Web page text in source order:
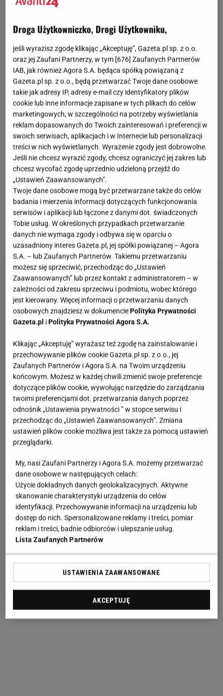
Pończochysamonośne to najpopularniejszy rodzaj
pończoch. Nie wymagają zakładania dodatkowych
elementów. Pasek na górze pończoch sprawia, że
dobrze trzymają się na udzie. Dostępnych na rynku
modeli jest całe mnóstwo, wybór może być zatem
niełatwy. Na jakie motywy warto zwrócić
uwagę? Model z subtelnym pionowym szwem z tyłu
ma nutę drapieżności. Bosko wysmukla nogi i dodaje
pazura. Pończochy w stylu tzw. kabaretek to kolejny
model godny polecenia. Dzięki gęstej siatce,
pończochy są nie tylko trwałe, ale również
prezentują się niezwykle efektownie na nogach.
Elegancka guma w kolorze wina z silikonem
gwarantuje, że pozostaną na swoim miejscu przez
cały dzień.
Droga Użytkowniczko, Drogi Użytkowniku,
jeśli wyrazisz zgodę klikając „Akceptuję”, Gazeta.pl sp. z o.o.
oraz jej Zaufani Partnerzy, w tym [676] Zaufanych Partnerów
IAB, jak również Agora S.A. będąca spółką powiązaną z
Gazeta.pl sp. z o.o., będą przetwarzać Twoje dane osobowe
takie jak adresy IP, adresy e-mail czy identyfikatory plików
cookie lub inne informacje zapisane w tych plikach do celów
marketingowych, w szczególności na potrzeby wyświetlania
reklam dopasowanych do Twoich zainteresowań i preferencji w
swoich serwisach, aplikacjach i w Internecie lub personalizacji
treści w nich wyświetlanych. Wyrażenie zgody jest dobrowolne.
Jeśli nie chcesz wyrazić zgody, chcesz ograniczyć jej zakres lub
chcesz wycofać zgodę uprzednio udzieloną przejdź do
„Ustawień Zaawansowanych”.
Twoje dane osobowe mogą być przetwarzane także do celów
badania i mierzenia informacji dotyczących funkcjonowania
serwisów i aplikacji lub łączone z danymi dot. świadczonych
Tobie usług. W określonych przypadkach przetwarzanie
danych nie wymaga zgody i odbywa się w oparciu o
uzasadniony interes Gazeta.pl, jej spółki powiązanej – Agora
S.A. – lub Zaufanych Partnerów. Takiemu przetwarzaniu
możesz się sprzeciwić, przechodząc do „Ustawień
Zaawansowanych” lub przez kontakt z administratorem – w
zależności od zakresu sprzeciwu i podmiotu, wobec którego
jest kierowany. Więcej informacji o przetwarzaniu danych
osobowych znajdziesz w dokumenciePolityka Prywatności
Gazeta.pl iPolityka Prywatności Agora S.A.
Klikając „Akceptuję” wyrażasz też zgodę na zainstalowanie i
przechowywanie plików cookie Gazeta.pl sp. z o.o., jej
Zaufanych Partnerów i Agora S.A. na Twoim urządzeniu
końcowym. Możesz w każdej chwili zmienić swoje preferencje
dotyczące plików cookie, wywołując narzędzie do zarządzania
twoimi preferencjami dot. przetwarzania danych poprzez
odnośnik „Ustawienia prywatności ” w stopce serwisu i
przechodząc do „Ustawień Zaawansowanych”. Zmiana
ustawień plików cookie możliwa jest także za pomocą ustawień
przeglądarki.
My, nasi Zaufani Partnerzy i Agora S.A. możemy przetwarzać
dane osobowe w następujących celach:
Użycie dokładnych danych geolokalizacyjnych. Aktywne
skanowanie charakterystyki urządzenia do celów
identyfikacji. Przechowywanie informacji na urządzeniu lub
dostęp do nich. Spersonalizowane reklamy i treści, pomiar
reklam i treści, badnie odbiorców i ulepszanie usług.
Lista Zaufanych Partnerów
USTAWIENIA ZAAWANSOWANE
AKCEPTUJĘ